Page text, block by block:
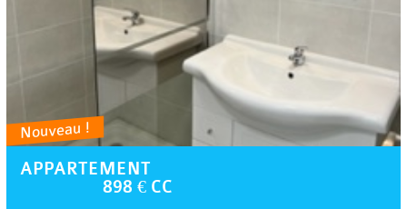
Nouveau !
APPARTEMENT
898 € CC